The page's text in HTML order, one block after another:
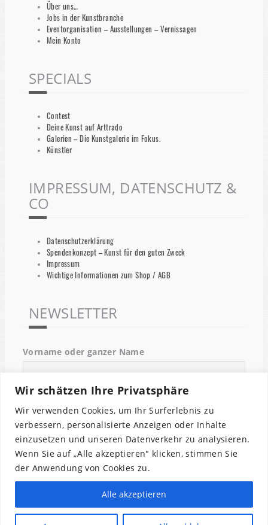
Wir schätzen Ihre Privatsphäre
Wir verwenden Cookies, um Ihr Surferlebnis zu
verbessern, personalisierte Anzeigen oder Inhalte
einzusetzen und unseren Datenverkehr zu analysieren.
Wenn Sie auf „Alle akzeptieren" klicken, stimmen Sie
der Anwendung von Cookies zu.
Alle akzeptieren
Über uns…
Jobs in der Kunstbranche
Eventorganisation – Ausstellungen – Vernissagen
Mein Konto
SPECIALS
Contest
Deine Kunst auf Arttrado
Galerien – Die Kunstgalerie im Fokus.
Künstler
IMPRESSUM, DATENSCHUTZ &
CO
Datenschutzerklärung
Spendenkonzept – Kunst für den guten Zweck
Impressum
Wichtige Informationen zum Shop / AGB
NEWSLETTER
Vorname oder ganzer Name
Email
Indem Du fortfährst, akzeptierst Du unsere
Datenschutzerklärung.